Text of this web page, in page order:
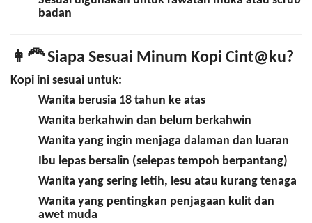
badan
👩‍🦰Siapa Sesuai Minum Kopi Cint@ku?
Kopi ini sesuai untuk:
Wanita berusia 18 tahun ke atas
Wanita berkahwin dan belum berkahwin
Wanita yang ingin menjaga dalaman dan luaran
Ibu lepas bersalin (selepas tempoh berpantang)
Wanita yang sering letih, lesu atau kurang tenaga
Wanita yang pentingkan penjagaan kulit dan
awet muda